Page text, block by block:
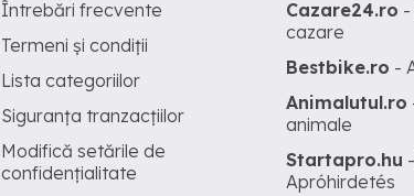
Întrebări frecvente
Termeni și condiții
Lista categoriilor
Siguranța tranzacțiilor
Modifică setările de
confidențialitate
Cazare24.ro -
cazare
Bestbike.ro -
Animalutul.ro
animale
Startapro.hu
Apróhirdetés